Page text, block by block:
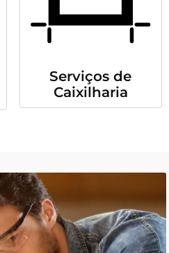
Serviços de
Caixilharia